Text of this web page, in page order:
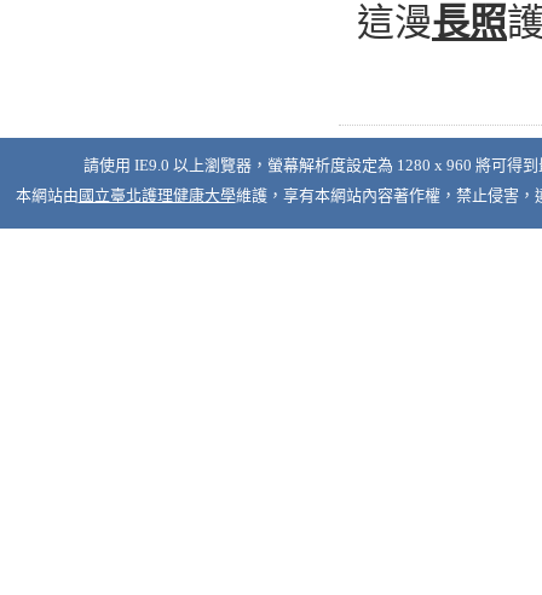
這漫長照
請使用 IE9.0 以上瀏覽器，螢幕解析度設定為 1280 x 960 將可得
本網站由 國立臺北護理健康大學維護，享有本網站內容著作權，禁止侵害，